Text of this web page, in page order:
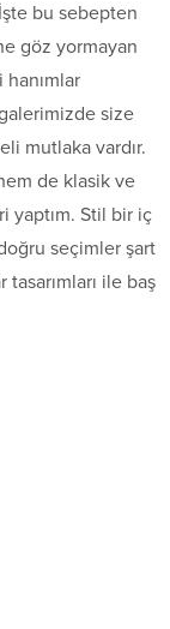
bu sebepten
göz yormayan
size
mutlaka vardır.
de klasik ve
yaptım. Stil bir iç
seçimler şart
ile baş